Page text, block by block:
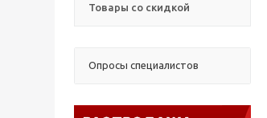
Товары со скидкой
Опросы специалистов